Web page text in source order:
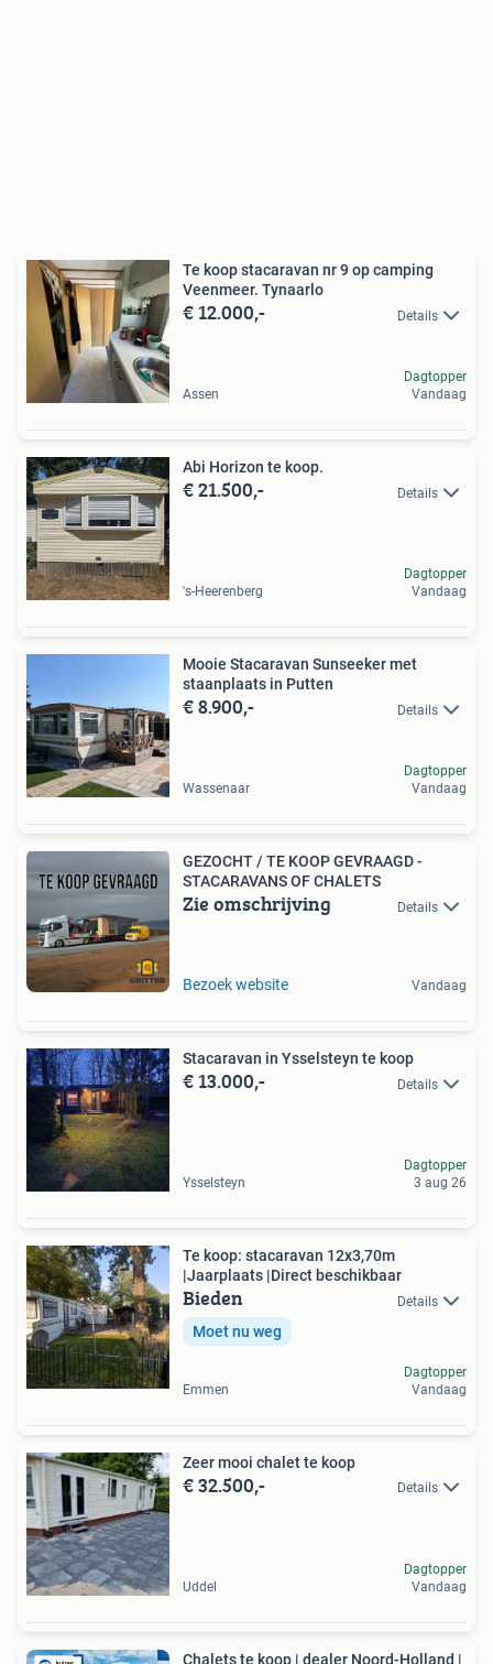
Te koop stacaravan nr 9 op camping
Veenmeer. Tynaarlo
€ 12.000,- Details
Assen
Dagtopper
Vandaag
Abi Horizon te koop.
€ 21.500,- Details
's-Heerenberg
Dagtopper
Vandaag
Mooie Stacaravan Sunseeker met
staanplaats in Putten
€ 8.900,- Details
Wassenaar
Dagtopper
Vandaag
GEZOCHT / TE KOOP GEVRAAGD -
STACARAVANS OF CHALETS
Zie omschrijving Details
Bezoek website Vandaag
Stacaravan in Ysselsteyn te koop
€ 13.000,- Details
Ysselsteyn
Dagtopper
3 aug 26
Te koop: stacaravan 12x3,70m
|Jaarplaats |Direct beschikbaar
Bieden Details
Moet nu weg
Emmen
Dagtopper
Vandaag
Zeer mooi chalet te koop
€ 32.500,- Details
Uddel
Dagtopper
Vandaag
Chalets te koop | dealer Noord-Holland |